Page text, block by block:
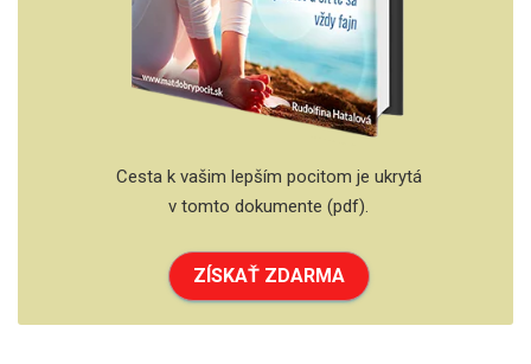
Cesta k vašim lepším pocitom je ukrytá
v tomto dokumente (pdf).
ZÍSKAŤ ZDARMA